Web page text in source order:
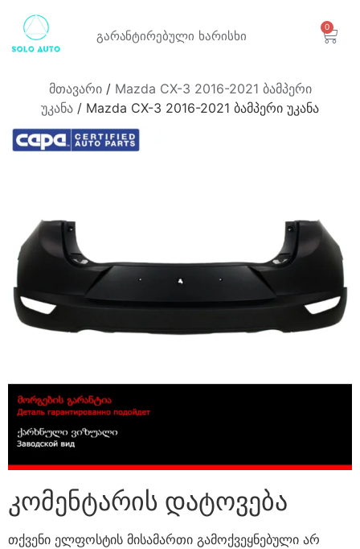
გარანტირებული ხარისხი
0
მთავარი/ Mazda CX-3 2016-2021 ბამპერი
უკანა / Mazda CX-3 2016-2021 ბამპერი უკანა
კომენტარის დატოვება
თქვენი ელფოსტის მისამართი გამოქვეყნებული არ